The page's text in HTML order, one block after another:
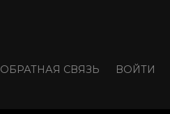
ОБРАТНАЯ СВЯЗЬ ВОЙТИ